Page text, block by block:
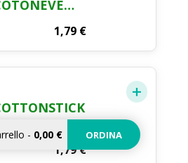
1,79 €
COTONATI CRAI X
PEZZI
1,79€
- 0,00 € ORDINA